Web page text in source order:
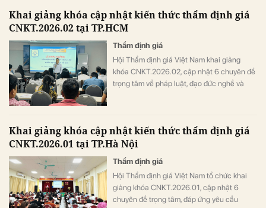
Khai giảng khóa cập nhật kiến thức thẩm định giá
CNKT.2026.02 tại TP.HCM
Thẩm định giá
Hội Thẩm định giá Việt Nam khai giảng
khóa CNKT.2026.02, cập nhật 6 chuyên đề
trọng tâm về pháp luật, đạo đức nghề và
Khai giảng khóa cập nhật kiến thức thẩm định giá
CNKT.2026.01 tại TP.Hà Nội
Thẩm định giá
Hội Thẩm định giá Việt Nam tổ chức khai
giảng khóa CNKT.2026.01, cập nhật 6
chuyên đề trọng tâm, đáp ứng yêu cầu